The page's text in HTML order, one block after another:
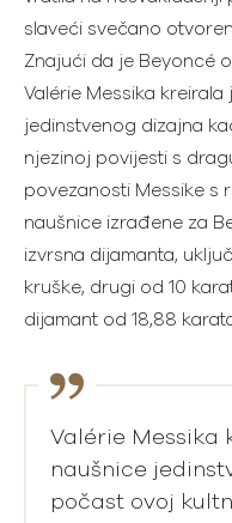
slaveći svečano
Znajući da je Beyoncé
Valérie Messika
jedinstvenog dizajna
njezinoj povijesti s
povezanosti Messike s
naušnice izrađene za
izvrsna dijamanta,
kruške, drugi od 10
dijamant od 18,88
Valérie Messika
naušnice
počast ovoj